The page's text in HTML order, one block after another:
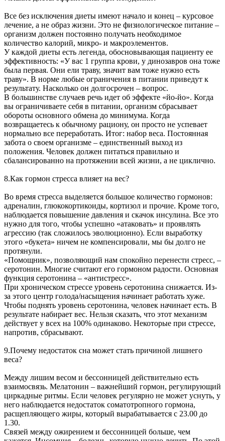
Все без исключения диеты имеют начало и конец – курсовое
лечение, а не образ жизни. Это не физиологическое питание –
организм должен постоянно получать необходимое
количество калорий, микро- и макроэлементов.
У каждой диеты есть легенда, обосновывающая пациенту ее
эффективность: «У вас 1 группа крови, у динозавров она тоже
была первая. Они ели траву, значит вам тоже нужно есть
траву». В норме любые ограничения в питании приведут к
результату. Насколько он долгосрочен – вопрос.
В большинстве случаев речь идет об эффекте «йо-йо». Когда
вы ограничиваете себя в питании, организм сбрасывает
обороты основного обмена до минимума. Когда
возвращаетесь к обычному рациону, он просто не успевает
нормально все переработать. Итог: набор веса. Постоянная
забота о своем организме – единственный выход из
положения. Человек должен питаться правильно и
сбалансированно на протяжении всей жизни, а не циклично.
8.Как гормон стресса влияет на вес?
Во время стресса выделяется большое количество гормонов:
адреналин, глюкокортикоиды, кортизол и прочие. Кроме того,
наблюдается повышение давления и скачок инсулина. Все это
нужно для того, чтобы успешно «атаковать» и проявлять
агрессию (так сложилось эволюционно). Если выработку
этого «букета» ничем не компенсировали, мы бы долго не
протянули.
«Помощник», позволяющий нам спокойно перенести стресс, –
серотонин. Многие считают его гормоном радости. Основная
функция серотонина – «антистресс».
При хроническом стрессе уровень серотонина снижается. Из-
за этого центр голода/насыщения начинает работать хуже.
Чтобы поднять уровень серотонина, человек начинает есть. В
результате набирает вес. Нельзя сказать, что этот механизм
действует у всех на 100% одинаково. Некоторые при стрессе,
напротив, сбрасывают.
9.Почему недостаток сна может стать причиной лишнего
веса?
Между лишим весом и бессонницей действительно есть
взаимосвязь. Мелатонин – важнейший гормон, регулирующий
циркадные ритмы. Если человек регулярно не может уснуть, у
него наблюдается недостаток соматотропного гормона,
расщепляющего жиры, который вырабатывается с 23.00 до
1.30.
Связей между ожирением и бессонницей больше, чем